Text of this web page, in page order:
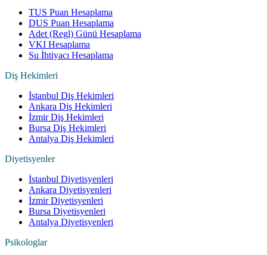
TUS Puan Hesaplama
DUS Puan Hesaplama
Adet (Regl) Günü Hesaplama
VKI Hesaplama
Su İhtiyacı Hesaplama
Diş Hekimleri
İstanbul Diş Hekimleri
Ankara Diş Hekimleri
İzmir Diş Hekimleri
Bursa Diş Hekimleri
Antalya Diş Hekimleri
Diyetisyenler
İstanbul Diyetisyenleri
Ankara Diyetisyenleri
İzmir Diyetisyenleri
Bursa Diyetisyenleri
Antalya Diyetisyenleri
Psikologlar